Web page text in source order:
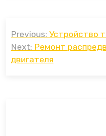
по
записям
Previous: Устройство
Next: Ремонт
двигателя